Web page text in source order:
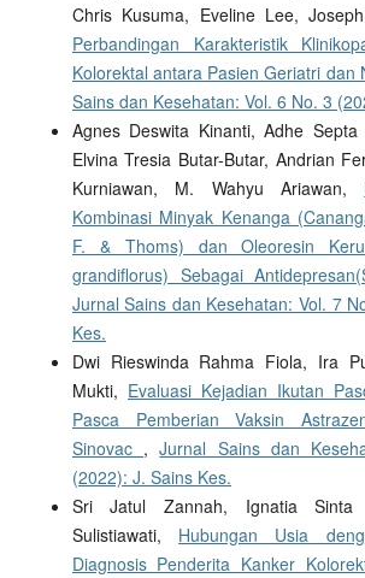
Chris Kusuma, Eveline Lee,
Perbandingan Karakteristik
Kolorektal antara Pasien Geriatri dan
Sains dan Kesehatan: Vol. 6 No. 3
Agnes Deswita Kinanti, Adhe
Elvina Tresia Butar-Butar, Andrian
Kurniawan, M. Wahyu Ariawan,
Kombinasi Minyak Kenanga
F. & Thoms) dan Oleoresin
grandiflorus) Sebagai
Jurnal Sains dan Kesehatan: Vol. 7
Kes.
Dwi Rieswinda Rahma Fiola, Ira
Mukti, Evaluasi Kejadian Ikutan
Pasca Pemberian Vaksin
Sinovac ,Jurnal Sains dan
(2022): J. Sains Kes.
Sri Jatul Zannah, Ignatia Sinta
Sulistiawati, Hubungan Usia
Diagnosis Penderita Kanker